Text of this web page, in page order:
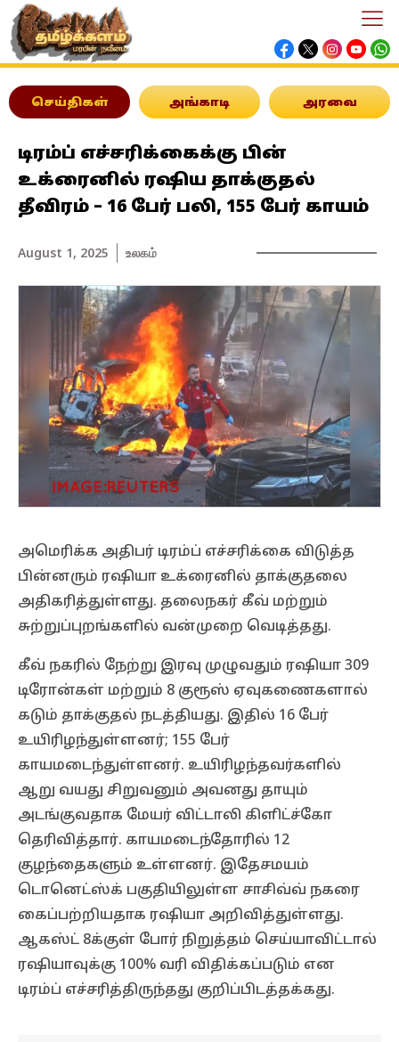
செய்திகள் அங்காடி அரவை
டிரம்ப் எச்சரிக்கைக்கு பின்
உக்ரைனில் ரஷிய தாக்குதல்
தீவிரம் – 16 பேர் பலி, 155 பேர் காயம்
August 1, 2025 உலகம்
அமெரிக்க அதிபர் டிரம்ப் எச்சரிக்கை விடுத்த
பின்னரும் ரஷியா உக்ரைனில் தாக்குதலை
அதிகரித்துள்ளது. தலைநகர் கீவ் மற்றும்
சுற்றுப்புறங்களில் வன்முறை வெடித்தது.
கீவ் நகரில் நேற்று இரவு முழுவதும் ரஷியா 309
டிரோன்கள் மற்றும் 8 குரூஸ் ஏவுகணைகளால்
கடும் தாக்குதல் நடத்தியது. இதில் 16 பேர்
உயிரிழந்துள்ளனர்; 155 பேர்
காயமடைந்துள்ளனர். உயிரிழந்தவர்களில்
ஆறு வயது சிறுவனும் அவனது தாயும்
அடங்குவதாக மேயர் விட்டாலி கிளிட்ச்கோ
தெரிவித்தார். காயமடைந்தோரில் 12
குழந்தைகளும் உள்ளனர். இதேசமயம்
டொனெட்ஸ்க் பகுதியிலுள்ள சாசிவ்வ் நகரை
கைப்பற்றியதாக ரஷியா அறிவித்துள்ளது.
ஆகஸ்ட் 8க்குள் போர் நிறுத்தம் செய்யாவிட்டால்
ரஷியாவுக்கு 100% வரி விதிக்கப்படும் என
டிரம்ப் எச்சரித்திருந்தது குறிப்பிடத்தக்கது.